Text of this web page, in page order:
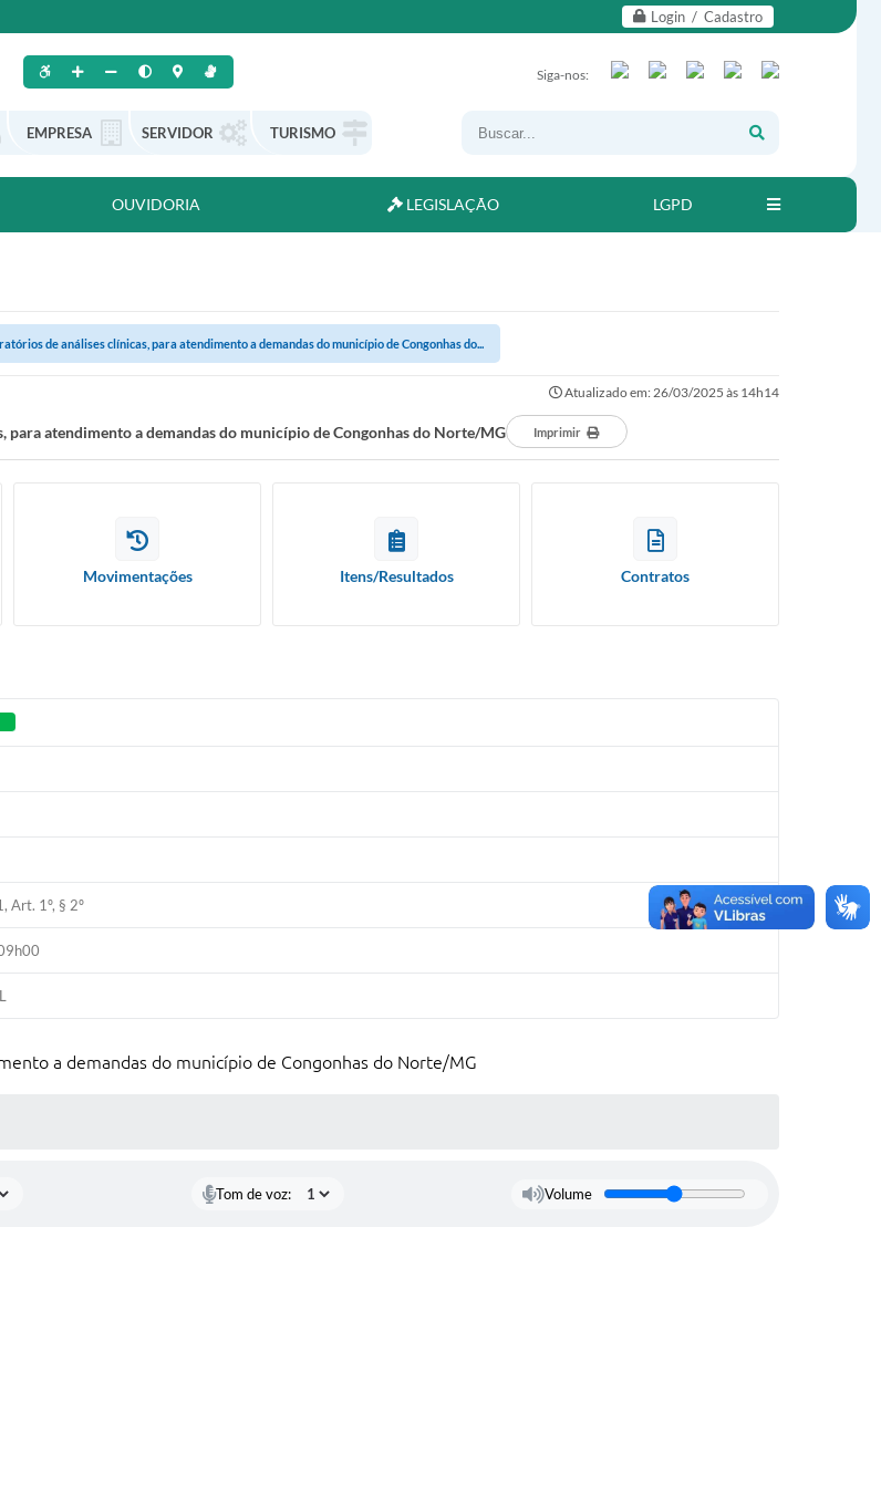
Login / Cadastro
EMPRESA SERVIDOR TURISMO
Siga-nos:
OUVIDORIA LEGISLAÇÃO LGPD
de análises clínicas, para atendimento a demandas do município de Congonhas do...
Atualizado em: 26/03/2025 às 14h14
atendimento a demandas do município de Congonhas do Norte/MG Imprimir
Movimentações Itens/Resultados Contratos
Art. 1º, § 2º
a demandas do município de Congonhas do Norte/MG
Tom de voz: Volume